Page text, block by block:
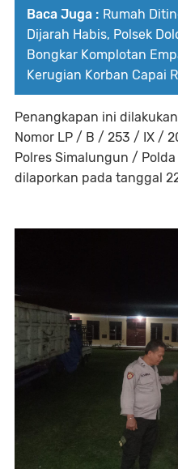
Baca Juga : Rumah
Dijarah Habis, Polsek
Bongkar Komplotan
Kerugian Korban Capai
Penangkapan ini
Nomor LP / B / 253 / IX /
Polres Simalungun /
dilaporkan pada tanggal